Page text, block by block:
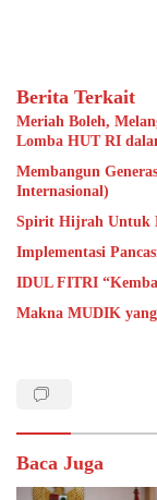
Berita Terkait
Meriah Boleh,
Lomba HUT RI
Membangun
Internasional)
Spirit Hijrah Untuk
Implementasi
IDUL FITRI
Makna MUDIK yang
Baca Juga